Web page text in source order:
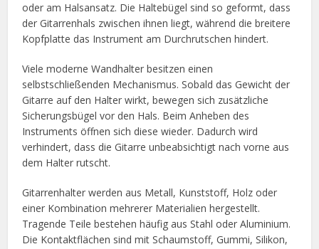
oder am Halsansatz. Die Haltebügel sind so geformt, dass
der Gitarrenhals zwischen ihnen liegt, während die breitere
Kopfplatte das Instrument am Durchrutschen hindert.
Viele moderne Wandhalter besitzen einen
selbstschließenden Mechanismus. Sobald das Gewicht der
Gitarre auf den Halter wirkt, bewegen sich zusätzliche
Sicherungsbügel vor den Hals. Beim Anheben des
Instruments öffnen sich diese wieder. Dadurch wird
verhindert, dass die Gitarre unbeabsichtigt nach vorne aus
dem Halter rutscht.
Gitarrenhalter werden aus Metall, Kunststoff, Holz oder
einer Kombination mehrerer Materialien hergestellt.
Tragende Teile bestehen häufig aus Stahl oder Aluminium.
Die Kontaktflächen sind mit Schaumstoff, Gummi, Silikon,